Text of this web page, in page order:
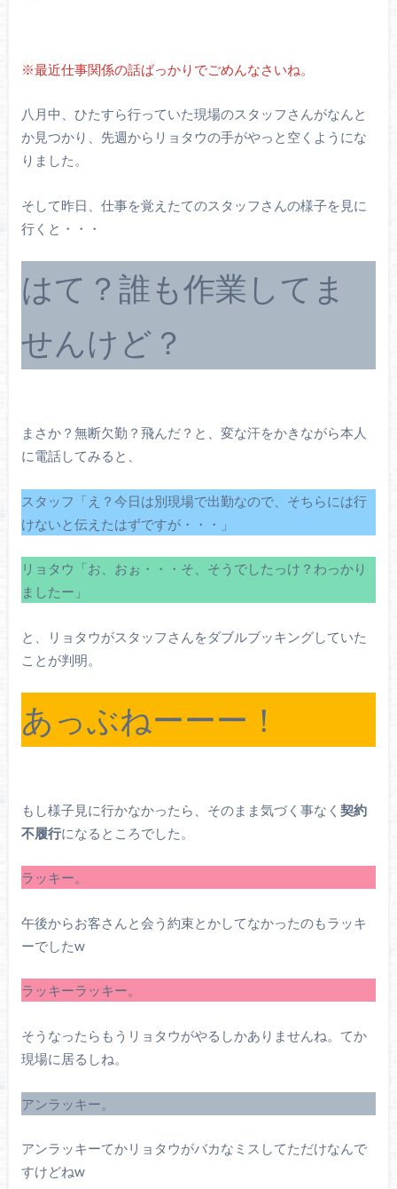
※最近仕事関係の話ばっかりでごめんなさいね。
八月中、ひたすら行っていた現場のスタッフさんがなんと
か見つかり、先週からリョタウの手がやっと空くようにな
りました。
そして昨日、仕事を覚えたてのスタッフさんの様子を見に
行くと・・・
はて？誰も作業してま
せんけど？
まさか？無断欠勤？飛んだ？と、変な汗をかきながら本人
に電話してみると、
スタッフ「え？今日は別現場で出勤なので、そちらには行
けないと伝えたはずですが・・・」
リョタウ「お、おぉ・・・そ、そうでしたっけ？わっかり
ましたー」
と、リョタウがスタッフさんをダブルブッキングしていた
ことが判明。
あっぶねーーー！
もし様子見に行かなかったら、そのまま気づく事なく 契約
不履行になるところでした。
ラッキー。
午後からお客さんと会う約束とかしてなかったのもラッキ
ーでしたw
ラッキーラッキー。
そうなったらもうリョタウがやるしかありませんね。てか
現場に居るしね。
アンラッキー。
アンラッキーてかリョタウがバカなミスしてただけなんで
すけどねw